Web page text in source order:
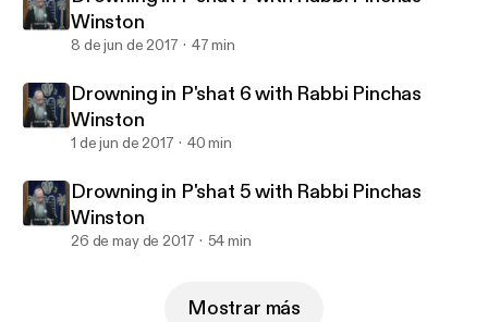
Winston
8 de jun de 2017 47 min
Drowning in P'shat 6 with Rabbi Pinchas
Winston
1 de jun de 2017 40 min
Drowning in P'shat 5 with Rabbi Pinchas
Winston
26 de may de 2017 54 min
Mostrar más